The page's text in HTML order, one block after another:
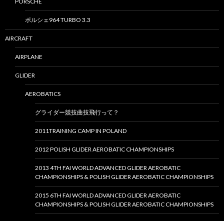
ポルシェ964 TURBO 3.3
AIRCRAFT
AIRPLANE
GLIDER
AEROBATICS
グライダー競技曲技飛行って？
2011TRAINING CAMP IN POLAND
2012 POLISH GLIDER AEROBATIC CHAMPIONSHIPS
2013 4TH FAI WORLD ADVANCED GLIDER AEROBATIC
CHAMPIONSHIPS & POLISH GLIDER AEROBATIC CHAMPIONSHIPS
2015 6TH FAI WORLD ADVANCED GLIDER AEROBATIC
CHAMPIONSHIPS & POLISH GLIDER AEROBATIC CHAMPIONSHIPS